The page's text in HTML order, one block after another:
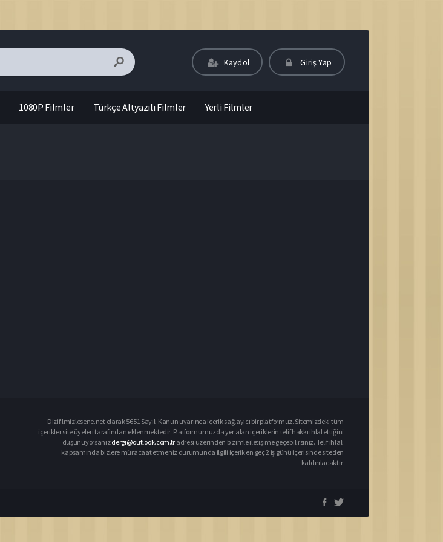
Kaydol Giriş Yap
1080P Filmler Türkçe Altyazılı Filmler Yerli Filmler
Dizifilmizlesene.net olarak 5651 Sayılı Kanun uyarınca içerik sağlayıcı bir platformuz. Sitemizdeki tüm
içerikler site üyeleri tarafından eklenmektedir. Platformumuzda yer alan içeriklerin telif hakkı ihlal ettiğini
düşünüyorsanızdergi@outlook.com.tr adresi üzerinden bizimle iletişime geçebilirsiniz. Telif ihlali
kapsamında bizlere müracaat etmeniz durumunda ilgili içerik en geç 2 iş günü içerisinde siteden
kaldırılacaktır.